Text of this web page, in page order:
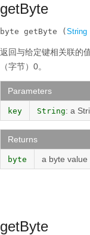
getByte
byte getByte ( String
返回与给定键相关联的
（字节）0。
Parameters
key String: a
Returns
byte a byte value
getByte